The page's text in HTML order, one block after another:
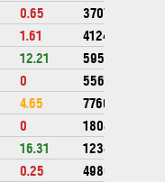
0.65
370716
1.61
412449
12.21
595595
0
556400
4.65
776690
0
1804600
16.31
123440
0.25
49800